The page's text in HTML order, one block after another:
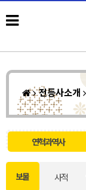
전등사소개
연혁과역사
보물 사적